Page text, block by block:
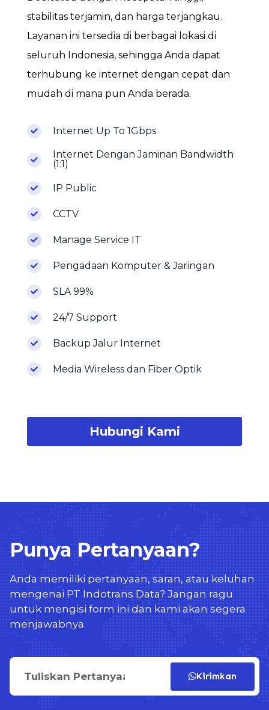
Dedicated dengan kecepatan tinggi,
stabilitas terjamin, dan harga terjangkau.
Layanan ini tersedia di berbagai lokasi di
seluruh Indonesia, sehingga Anda dapat
terhubung ke internet dengan cepat dan
mudah di mana pun Anda berada.
Internet Up To 1Gbps
Internet Dengan Jaminan Bandwidth
(1:1)
Manage Service IT
Pengadaan Komputer & Jaringan
24/7 Support
Backup Jalur Internet​
Media Wireless dan Fiber Optik
Hubungi Kami
Punya Pertanyaan?
Anda memiliki pertanyaan, saran, atau keluhan
mengenai PT Indotrans Data? Jangan ragu
untuk mengisi form ini dan kami akan segera
menjawabnya.